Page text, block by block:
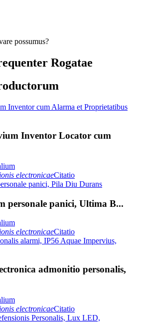
possumus?
Rogatae
Inventor Locator cum
Citatio
personale panici, Ultima B...
Citatio
admonitio personalis,
Citatio